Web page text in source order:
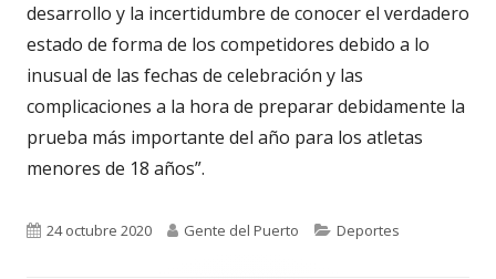
desarrollo y la incertidumbre de conocer el verdadero
estado de forma de los competidores debido a lo
inusual de las fechas de celebración y las
complicaciones a la hora de preparar debidamente la
prueba más importante del año para los atletas
menores de 18 años”.
Publicado
24 octubre 2020 Autor
Gente del Puerto Categorías
Deportes